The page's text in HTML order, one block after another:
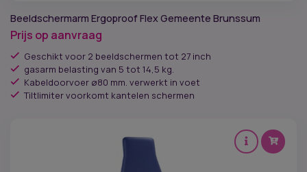
Soort mechaniek
Verrijdbaar
Vorm zitting
Beeldschermarm Ergoproof Flex Gemeente Brunssum
Prijs op aanvraag
Geschikt voor 2 beeldschermen tot 27 inch
gasarm belasting van 5 tot 14,5 kg.
Kabeldoorvoer ø80 mm. verwerkt in voet
Tiltlimiter voorkomt kantelen schermen